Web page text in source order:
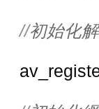
//初始化